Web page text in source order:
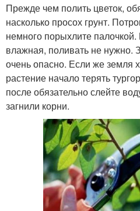
Прежде чем полить цветок,
насколько просох грунт.
немного порыхлите
влажная, поливать не нужно.
очень опасно. Если же земля
растение начало терять
после обязательно слейте
загнили корни.